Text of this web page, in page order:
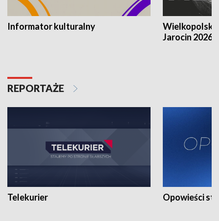
Informator kulturalny
Jarocin 2026
REPORTAŻE
Telekurier Opowieści